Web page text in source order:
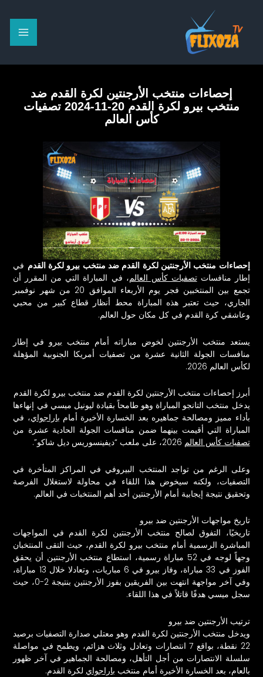
المحتوى
إحصاءات منتخب الأرجنتين لكرة القدم ضد
منتخب بيرو لكرة القدم 20-11-2024 تصفيات
كأس العالم
إحصاءات منتخب الأرجنتين لكرة القدم ضد منتخب بيرو لكرة القدم في
إطار منافساتتصفيات كأس العالم، في المباراة التي من المقرر أن
تجمع بين المنتخبين فجر يوم الأربعاء الموافق 20 من شهر نوفمبر
الجاري، حيث تعتبر هذه المباراة محط أنظار قطاع كبير من محبي
وعاشقي كرة القدم في كل مكان حول العالم.
يستعد منتخب الأرجنتين لخوض مباراته أمام منتخب بيرو في إطار
منافسات الجولة الثانية عشرة من تصفيات أمريكا الجنوبية المؤهلة
لكأس العالم 2026.
أبرز إحصاءات منتخب الأرجنتين لكرة القدم ضد منتخب بيرو لكرة القدم
يدخل منتخب التانجو المباراة وهو طامحاً بقيادة ليونيل ميسي في إنهاءها
بأداء مميز ومصالحة جماهيره بعد الخسارة الأخيرة أمام باراجواي، في
المباراة التي أقيمت بينهما ضمن منافسات الجولة الحادية عشرة من
تصفيات كأس العالم
وعلى الرغم من تواجد المنتخب البيروفي في المراكز المتأخرة في
التصفيات، ولكنه سيخوض هذا اللقاء في محاولة لاستغلال الفرصة
وتحقيق نتيجة إيجابية أمام الأرجنتين أحد أهم المنتخبات في العالم.
تاريخ مواجهات الأرجنتين ضد بيرو
تاريخيًا، التفوق لصالح منتخب الأرجنتين لكرة القدم في المواجهات
المباشرة الرسمية أمام منتخب بيرو لكرة القدم، حيث التقى المنتخبان
وجهاً لوجه في 52 مباراة رسمية، استطاع منتخب الأرجنتين أن يحقق
الفوز في 33 مباراة، وفاز بيرو في 6 مباريات، وتعادلا خلال 13 مباراة،
وفي آخر مواجهة انتهت بين الفريقين بفوز الأرجنتين بنتيجة 2-0، حيث
سجل ميسي هدفًا قاتلاً في هذا اللقاء.
ترتيب الأرجنتين ضد بيرو
ويدخل منتخب الأرجنتين لكرة القدم وهو معتلي صدارة التصفيات برصيد
22 نقطة، بواقع 7 انتصارات وتعادل وثلاث هزائم، ويطمح في مواصلة
سلسلة الانتصارات من أجل التأهل، ومصالحة الجماهير في آخر ظهور
بالعام، بعد الخسارة الأخيرة أمام منتخب باراجواي لكرة القدم.